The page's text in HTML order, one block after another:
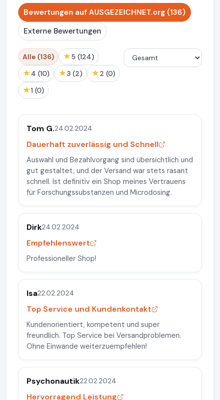
Bewertungen auf AUSGEZEICHNET.org (136)
Externe Bewertungen
Alle (136) ★ 5 (124)
★ 4 (10) ★ 3 (2) ★ 2 (0)
★ 1 (0)
Tom G.24.02.2024
Dauerhaft zuverlässig und Schnell
Auswahl und Bezahlvorgang sind übersichtlich und
gut gestaltet, und der Versand war stets rasant
schnell. Ist definitiv ein Shop meines Vertrauens
für Forschungssubstanzen und Microdosing.
Dirk24.02.2024
Empfehlenswert
Professioneller Shop!
Isa22.02.2024
Top Service und Kundenkontakt
Kundenorientiert, kompetent und super
freundlich. Top Service bei Versandproblemen.
Ohne Einwände weiterzuempfehlen!
Psychonautik22.02.2024
Hervorragend Leistung